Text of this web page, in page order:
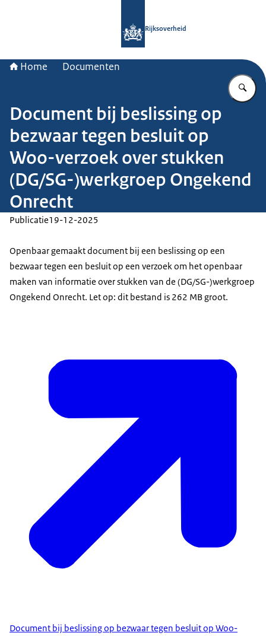
Rijksoverheid
Home Documenten
Document bij beslissing op
bezwaar tegen besluit op
Woo-verzoek over stukken
(DG/SG-)werkgroep Ongekend
Onrecht
Publicatie19-12-2025
Openbaar gemaakt document bij een beslissing op een
bezwaar tegen een besluit op een verzoek om het openbaar
maken van informatie over stukken van de (DG/SG-)werkgroep
Ongekend Onrecht. Let op: dit bestand is 262 MB groot.
Document bij beslissing op bezwaar tegen besluit op Woo-